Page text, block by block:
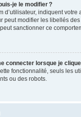
je le modifier ?
d’utilisateur, indiquent
peut modifier les libellés
sanctionner ce
connecter lorsque je
fonctionnalité, seuls les
ou des robots.